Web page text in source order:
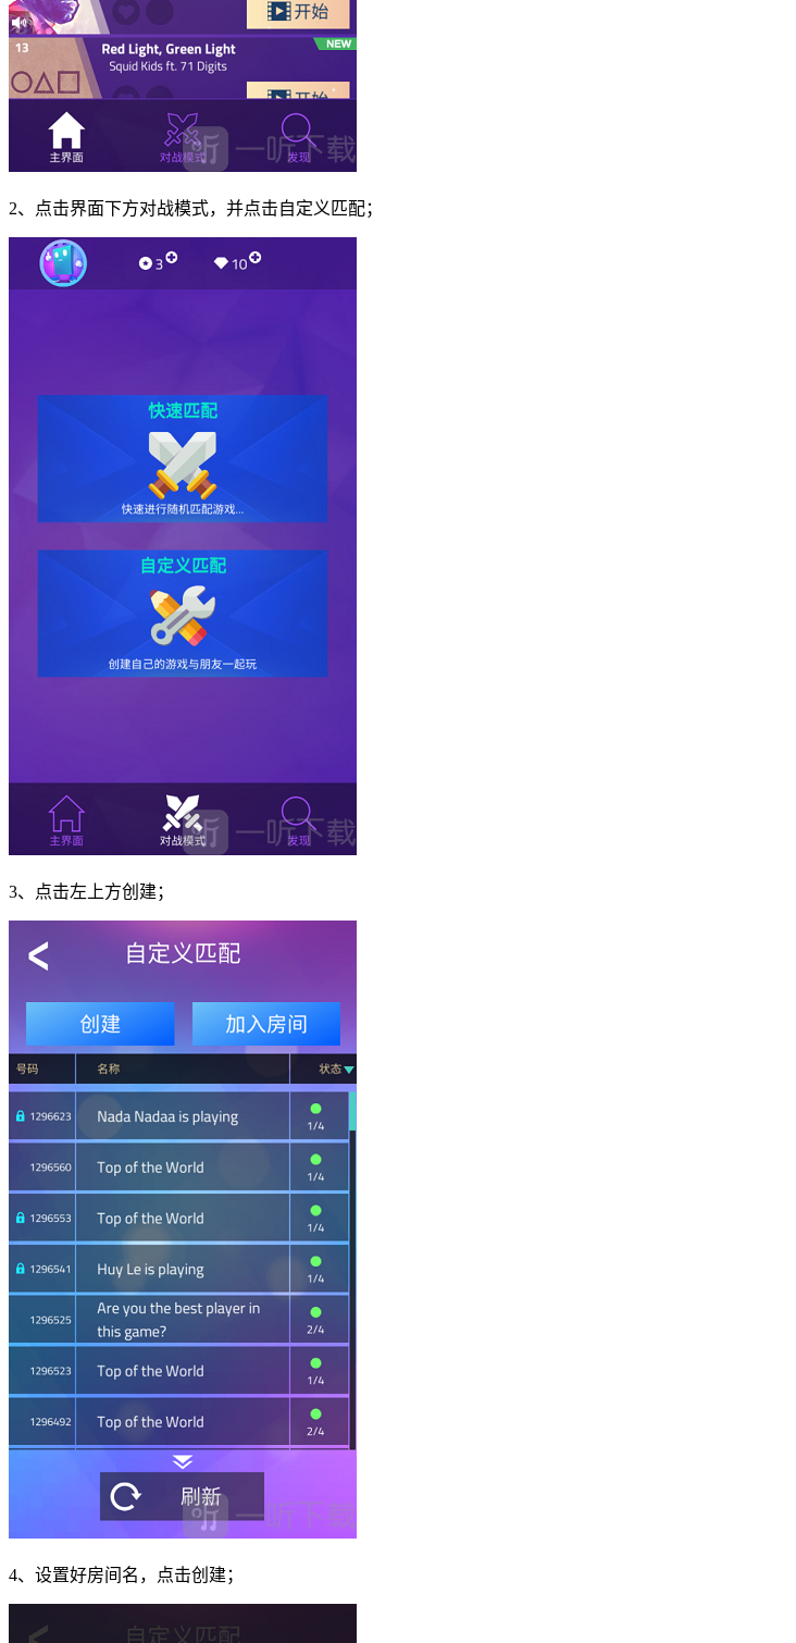
2、点击界面下方对战模式，并点击自定义匹配；
3、点击左上方创建；
4、设置好房间名，点击创建；